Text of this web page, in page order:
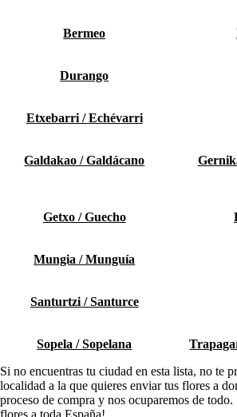
Bermeo
Durango
Etxebarri / Echévarri
Galdakao / Galdácano
Getxo / Guecho
Mungia / Munguía
Santurtzi / Santurce
Sopela / Sopelana
Si no encuentras tu ciudad en esta lista, no te
localidad a la que quieres enviar tus flores a
proceso de compra y nos ocuparemos de todo.